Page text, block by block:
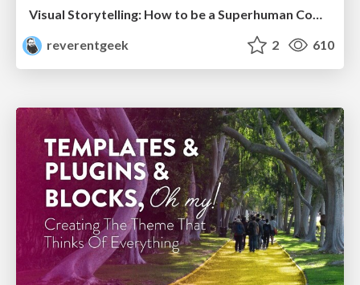
Visual Storytelling: How to be a Superhuman Communicator
reverentgeek
2 610